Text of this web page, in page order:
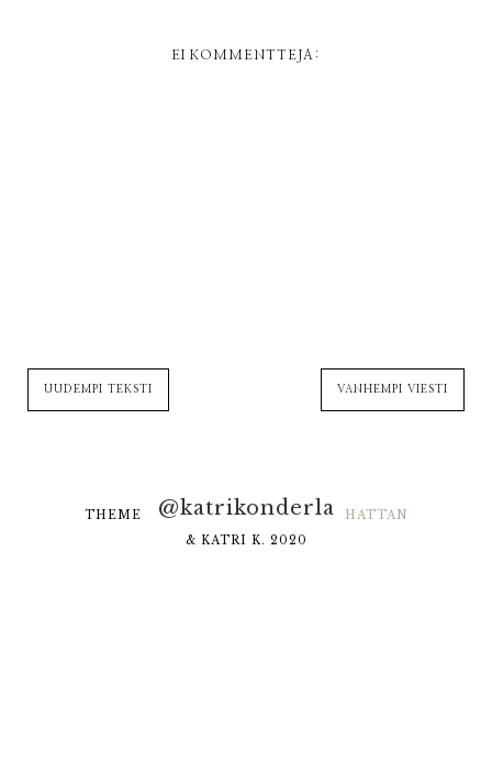
EI KOMMENTTEJA:
UUDEMPI TEKSTI VANHEMPI VIESTI
@katrikonderla
THEME DESIGNED BYHELLO MANHATTAN
& KATRI K. 2020